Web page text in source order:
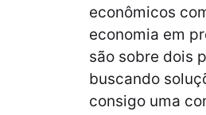
econômicos
economia em
são sobre dois
buscando
consigo uma